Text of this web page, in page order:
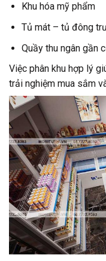
Khu hóa mỹ phẩm
Tủ mát – tủ đông
Quầy thu ngân gần
Việc phân khu hợp lý
trải nghiệm mua sắm